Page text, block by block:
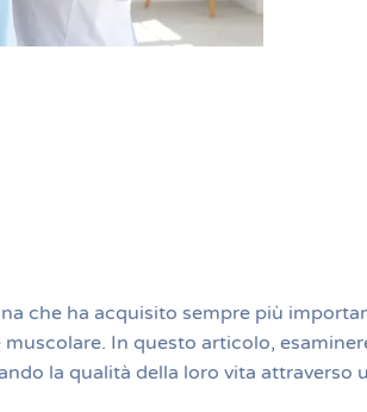
che ha acquisito sempre più
In questo articolo,
la qualità della loro vita